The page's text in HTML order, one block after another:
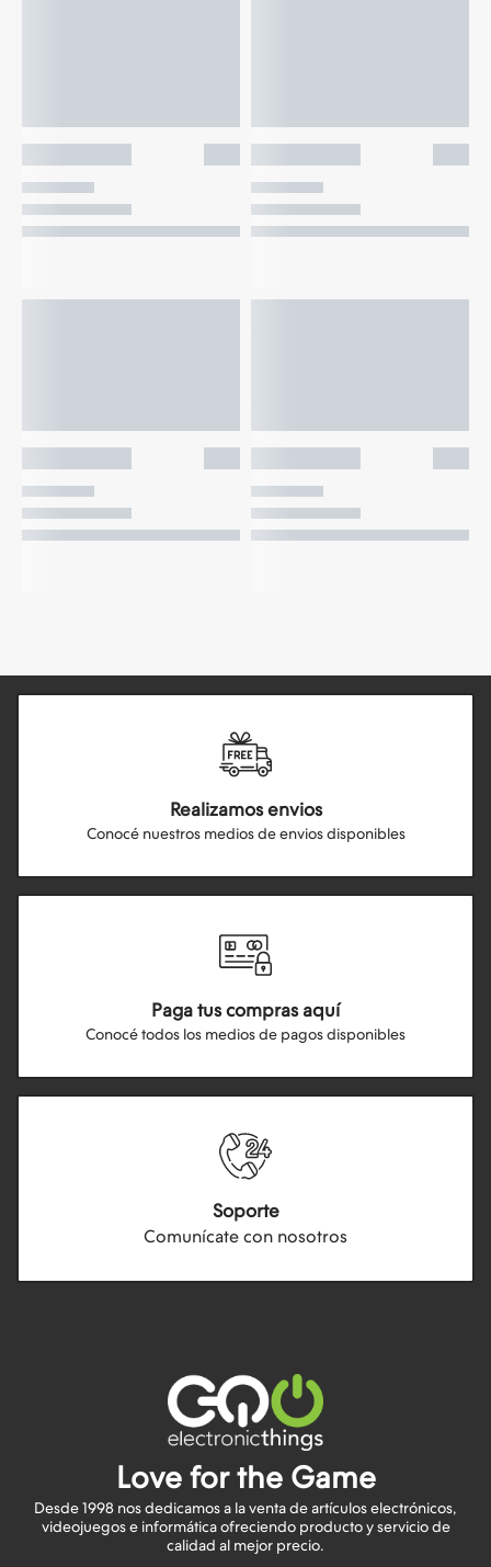
Realizamos envios
Conocé nuestros medios de envios disponibles
Paga tus compras aquí
Conocé todos los medios de pagos disponibles
Soporte
Comunícate con nosotros
Love for the Game
Desde 1998 nos dedicamos a la venta de artículos electrónicos,
videojuegos e informática ofreciendo producto y servicio de